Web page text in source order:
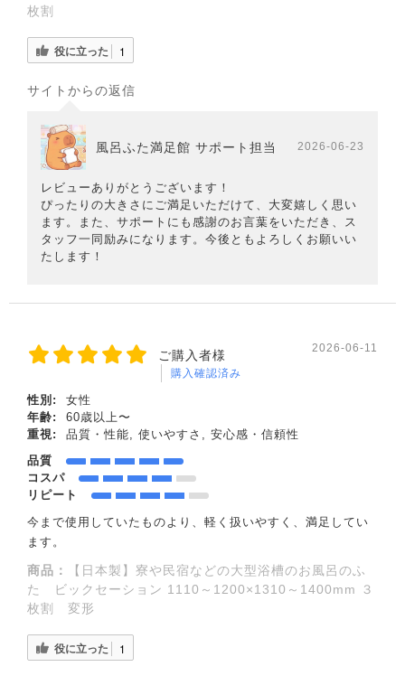
枚割
役に立った 1
サイトからの返信
風呂ふた満足館 サポート担当 2026-06-23
レビューありがとうございます！
ぴったりの大きさにご満足いただけて、大変嬉しく思い
ます。また、サポートにも感謝のお言葉をいただき、ス
タッフ一同励みになります。今後ともよろしくお願いい
たします！
ご購入者様
購入確認済み
2026-06-11
性別:
女性
年齢:
60歳以上〜
重視:
品質・性能, 使いやすさ, 安心感・信頼性
品質
コスパ
リピート
今まで使用していたものより、軽く扱いやすく、満足してい
ます。
商品：
【日本製】寮や民宿などの大型浴槽のお風呂のふ
た ビックセーション 1110～1200×1310～1400mm ３
枚割 変形
役に立った 1